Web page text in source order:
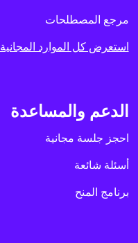
مرجع المصطلحات
استعرض كل الموارد المجانية
الدعم والمساعدة
احجز جلسة مجانية
أسئلة شائعة
برنامج المنح